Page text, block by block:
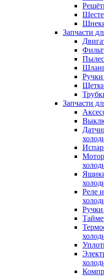
Запчасти
Ручки
Запчасти
Реле
Ручки